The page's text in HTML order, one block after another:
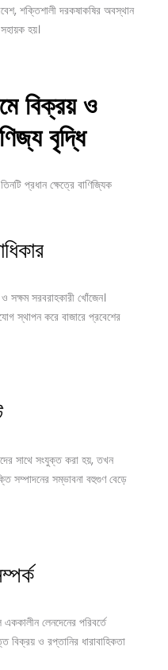
শক্তিশালী দরকষাকষির অবস্থান
হয়।
বিক্রয়ও
বৃদ্ধি
প্রধান ক্ষেত্রে বাণিজ্যিক
সক্ষম সরবরাহকারী খোঁজেন।
স্থাপন করে বাজারে প্রবেশের
সাথে সংযুক্ত করা হয়, তখন
সম্পাদনের সম্ভাবনা বহুগুণ বেড়ে
লেনদেনের পরিবর্তে
বিক্রয় ও রপ্তানির ধারাবাহিকতা